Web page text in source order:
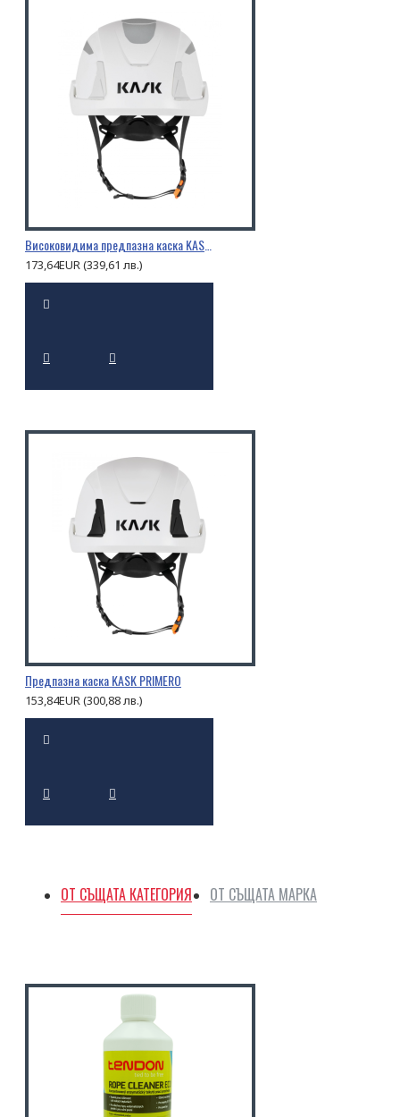
Високовидима предпазна каска KASK PRIMERO HI VIZ
173,64EUR (339,61 лв.)
Предпазна каска KASK PRIMERO
153,84EUR (300,88 лв.)
ОТ СЪЩАТА КАТЕГОРИЯ ОТ СЪЩАТА МАРКА